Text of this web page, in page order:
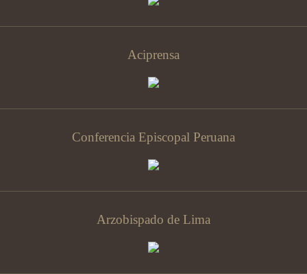
Aciprensa
Conferencia Episcopal Peruana
Arzobispado de Lima